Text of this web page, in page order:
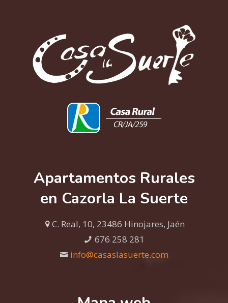
Apartamentos Rurales
en Cazorla La Suerte
C. Real, 10, 23486 Hinojares, Jaén
676 258 281
info@casaslasuerte.com